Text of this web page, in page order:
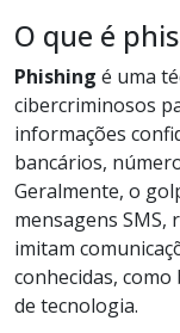
O que é
Phishing é uma
cibercriminosos
informações
bancários,
Geralmente, o
mensagens SMS,
imitam
conhecidas,
de tecnologia.